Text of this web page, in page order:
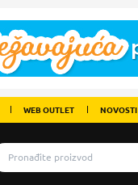
WEB OUTLET NOVOSTI